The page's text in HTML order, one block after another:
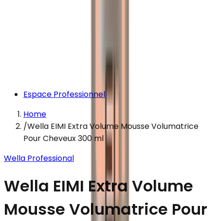
Espace Professionnel
Home
/Wella EIMI Extra Volume Mousse Volumatrice
Pour Cheveux 300 ml
Wella Professional
Wella EIMI Extra Volume
Mousse Volumatrice Pour